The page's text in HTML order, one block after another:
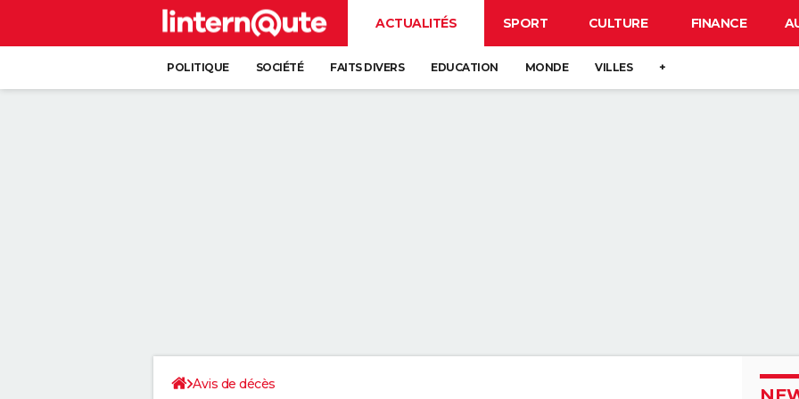
ACTUALITÉS SPORT CULTURE FINANCE
POLITIQUE SOCIÉTÉ FAITS DIVERS EDUCATION MONDE VILLES +
Avis de décès